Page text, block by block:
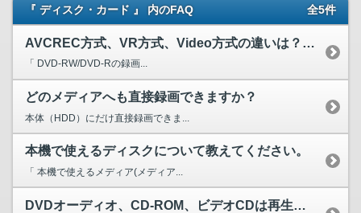
『 ディスク・カード 』 内のFAQ 全5件
AVCREC方式、VR方式、Video方式の違いは？どのよ...
「 DVD-RW/DVD-Rの録画...
どのメディアへも直接録画できますか？
本体（HDD）にだけ直接録画できま...
本機で使えるディスクについて教えてください。
「 本機で使えるメディア(メディア...
DVDオーディオ、CD-ROM、ビデオCDは再生できますか？